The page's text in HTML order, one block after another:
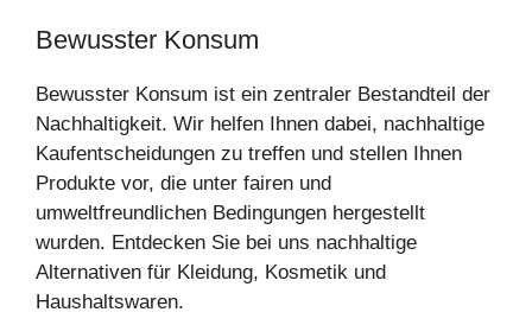
Bewusster Konsum
Bewusster Konsum ist ein zentraler Bestandteil der
Nachhaltigkeit. Wir helfen Ihnen dabei, nachhaltige
Kaufentscheidungen zu treffen und stellen Ihnen
Produkte vor, die unter fairen und
umweltfreundlichen Bedingungen hergestellt
wurden. Entdecken Sie bei uns nachhaltige
Alternativen für Kleidung, Kosmetik und
Haushaltswaren.